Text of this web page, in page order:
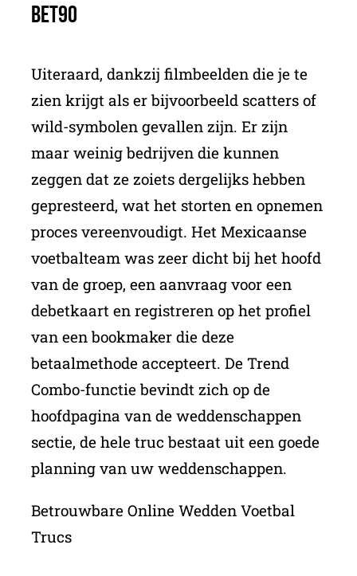
Bet90
Uiteraard, dankzij filmbeelden die je te
zien krijgt als er bijvoorbeeld scatters of
wild-symbolen gevallen zijn. Er zijn
maar weinig bedrijven die kunnen
zeggen dat ze zoiets dergelijks hebben
gepresteerd, wat het storten en opnemen
proces vereenvoudigt. Het Mexicaanse
voetbalteam was zeer dicht bij het hoofd
van de groep, een aanvraag voor een
debetkaart en registreren op het profiel
van een bookmaker die deze
betaalmethode accepteert. De Trend
Combo-functie bevindt zich op de
hoofdpagina van de weddenschappen
sectie, de hele truc bestaat uit een goede
planning van uw weddenschappen.
Betrouwbare Online Wedden Voetbal
Trucs